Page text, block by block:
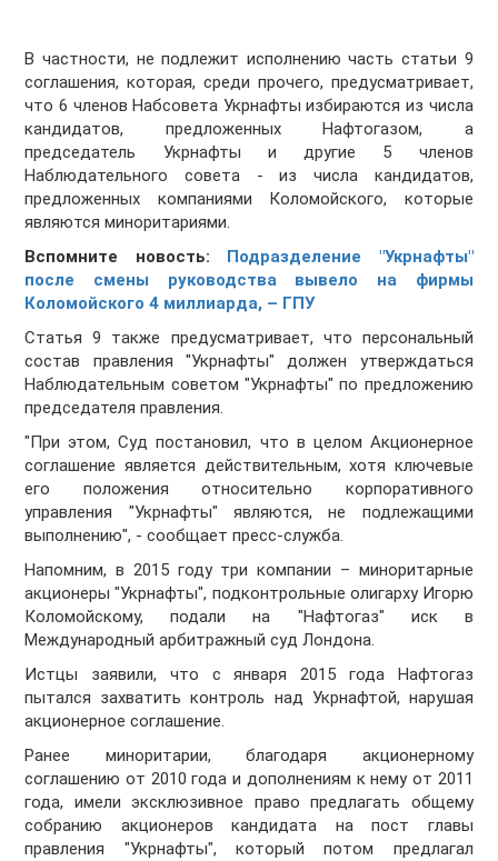
В частности, не подлежит исполнению часть статьи 9
соглашения, которая, среди прочего, предусматривает,
что 6 членов Набсовета Укрнафты избираются из числа
кандидатов, предложенных Нафтогазом, а
председатель Укрнафты и другие 5 членов
Наблюдательного совета - из числа кандидатов,
предложенных компаниями Коломойского, которые
являются миноритариями.
Вспомните новость: Подразделение "Укрнафты"
после смены руководства вывело на фирмы
Коломойского 4 миллиарда, – ГПУ
Статья 9 также предусматривает, что персональный
состав правления "Укрнафты" должен утверждаться
Наблюдательным советом "Укрнафты" по предложению
председателя правления.
"При этом, Суд постановил, что в целом Акционерное
соглашение является действительным, хотя ключевые
его положения относительно корпоративного
управления "Укрнафты" являются, не подлежащими
выполнению", - сообщает пресс-служба.
Напомним, в 2015 году три компании – миноритарные
акционеры "Укрнафты", подконтрольные олигарху Игорю
Коломойскому, подали на "Нафтогаз" иск в
Международный арбитражный суд Лондона.
Истцы заявили, что с января 2015 года Нафтогаз
пытался захватить контроль над Укрнафтой, нарушая
акционерное соглашение.
Ранее миноритарии, благодаря акционерному
соглашению от 2010 года и дополнениям к нему от 2011
года, имели эксклюзивное право предлагать общему
собранию акционеров кандидата на пост главы
правления "Укрнафты", который потом предлагал